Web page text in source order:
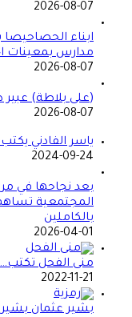
2026-08-07
مدارس بمعينات
2026-08-07
(على بلاطة) عبير
2026-08-07
ياسر الفادني
2024-09-24
بعد نجاحها في
المجتمعية
بالكاملين
2026-04-01
منى الفحل
2022-11-21
بشير عثمان بشير يكتب…